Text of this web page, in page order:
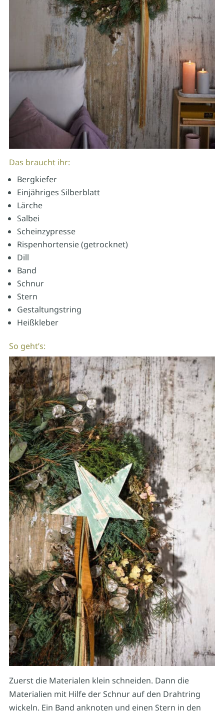
Das braucht ihr:
Bergkiefer
Einjähriges Silberblatt
Lärche
Salbei
Scheinzypresse
Rispenhortensie (getrocknet)
Dill
Band
Schnur
Stern
Gestaltungstring
Heißkleber
So geht’s:
Zuerst die Materialen klein schneiden. Dann die
Materialien mit Hilfe der Schnur auf den Drahtring
wickeln. Ein Band anknoten und einen Stern in den